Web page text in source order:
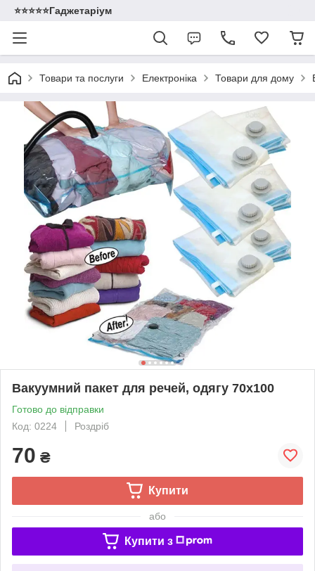
⭐️⭐️⭐️⭐️⭐️Гаджетаріум
Товари та послуги Електроніка Товари для дому
Вакуумний пакет для речей, одягу 70х100
Готово до відправки
Код: 0224
Роздріб
70 ₴
Купити
або
Купити з